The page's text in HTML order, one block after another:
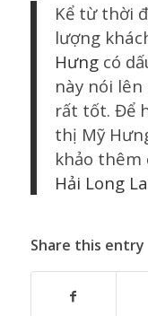
Kể từ thời
lượng
Hưngcó
này nói
rất tốt. Để
thị Mỹ
khảo thêm
Hải Long
Share this entry